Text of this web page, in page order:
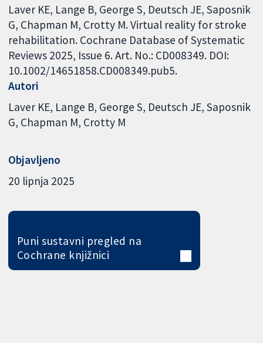
Laver KE, Lange B, George S, Deutsch JE, Saposnik
G, Chapman M, Crotty M. Virtual reality for stroke
rehabilitation. Cochrane Database of Systematic
Reviews 2025, Issue 6. Art. No.: CD008349. DOI:
10.1002/14651858.CD008349.pub5.
Autori
Laver KE Lange B George S Deutsch JE Saposnik
G Chapman M Crotty M
Objavljeno
20 lipnja 2025
Puni sustavni pregled na
Cochrane knjižnici